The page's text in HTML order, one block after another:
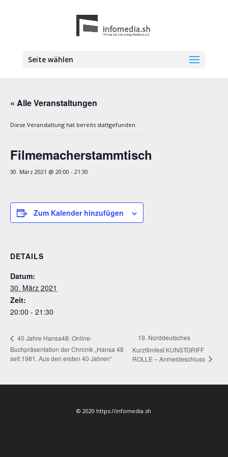
Seite wählen
« Alle Veranstaltungen
Diese Veranstaltung hat bereits stattgefunden.
Filmemacherstammtisch
30. März 2021 @ 20:00 - 21:30
Zum Kalender hinzufügen
DETAILS
Datum:
30. März 2021
Zeit:
20:00 - 21:30
40 Jahre Hansa48: Online-
Buchpräsentation der Chronik „Hansa 48
seit 1981. Aus den ersten 40 Jahren“
19. Norddeutsches
Kurzfilmfest KUNSTGRIFF
ROLLE – Anmeldeschluss
© 2020 https://infomedia.sh